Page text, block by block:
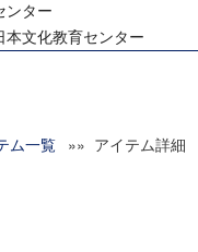
ンター
本文化教育センター
リサーチインスティテュート
補助金研究成果報告書
ム一覧 »» アイテム詳細